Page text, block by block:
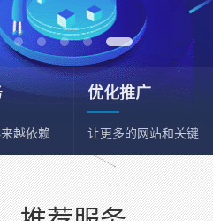
越依赖
优化推广
让更多的网站和关键
词获得流量